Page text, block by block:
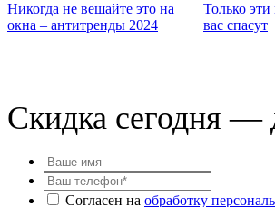
Никогда не вешайте это на
окна – антитренды 2024
Только
вас спасут
Скидка сегодня —
Согласен на обработку